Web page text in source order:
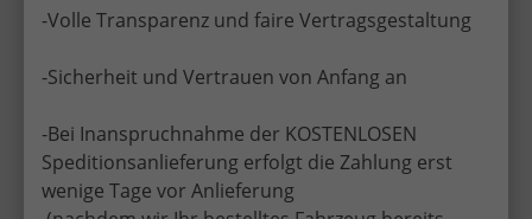
UVL :23.08.2026 29.990,– €
incl. 19% MwSt.
ab 233,– € mtl.
4-türig, 103 kW (140 PS), Schaltgetriebe,
-Volle Transparenz und faire Vertragsgestaltung
-Sicherheit und Vertrauen von Anfang an
-Bei Inanspruchnahme der KOSTENLOSEN
Speditionsanlieferung erfolgt die Zahlung erst
wenige Tage vor Anlieferung